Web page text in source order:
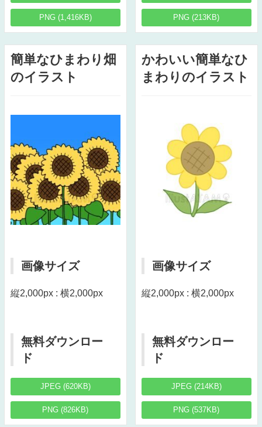
PNG (1,416KB) PNG (213KB)
簡単なひまわり畑
のイラスト
画像サイズ
縦2,000px : 横2,000px
無料ダウンロー
ド
JPEG (620KB)
PNG (826KB)
かわいい簡単なひ
まわりのイラスト
画像サイズ
縦2,000px : 横2,000px
無料ダウンロー
ド
JPEG (214KB)
PNG (537KB)